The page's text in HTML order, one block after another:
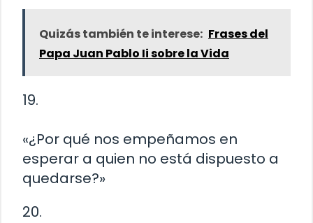
Quizás también te interese: Frases del
Papa Juan Pablo Ii sobre la Vida
19.
«¿Por qué nos empeñamos en
esperar a quien no está dispuesto a
quedarse?»
20.